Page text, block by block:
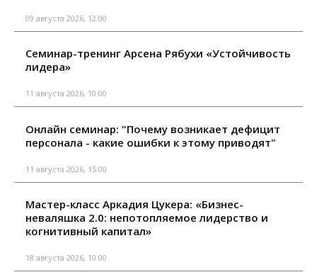
09 августа 2026, 12:00
Семинар-тренинг Арсена Рябухи «Устойчивость
лидера»
11 августа 2026, 10:00
Онлайн семинар: "Почему возникает дефицит
персонала - какие ошибки к этому приводят"
11 августа 2026, 15:00
Мастер-класс Аркадия Цукера: «Бизнес-
неваляшка 2.0: непотопляемое лидерство и
когнитивный капитал»
18 августа 2026, 10:00